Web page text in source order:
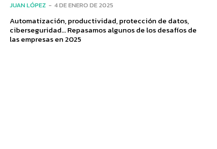
JUAN LÓPEZ - 4 DE ENERO DE 2025
Automatización, productividad, protección de datos,
ciberseguridad... Repasamos algunos de los desafíos de
las empresas en 2025